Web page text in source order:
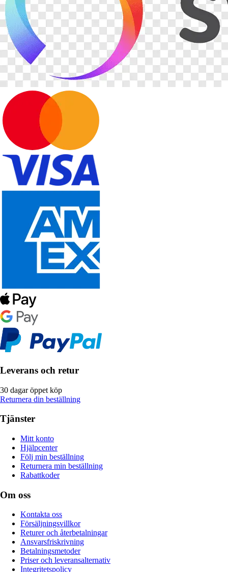
Leverans och retur
30 dagar öppet köp
Returnera din beställning
Tjänster
Mitt konto
Hjälpcenter
Följ min beställning
Returnera min beställning
Rabattkoder
Om oss
Kontakta oss
Försäljningsvillkor
Returer och återbetalningar
Ansvarsfriskrivning
Betalningsmetoder
Priser och leveransalternativ
Integritetspolicy